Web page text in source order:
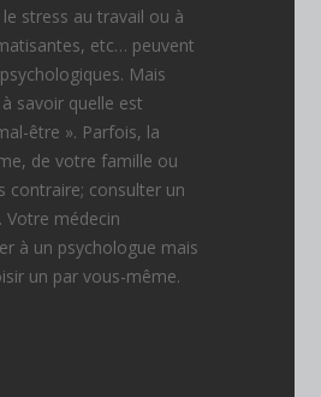
stress au travail ou à
etc… peuvent
Mais
savoir quelle est
être ». Parfois, la
de votre famille ou
contraire; consulter un
Votre médecin
à un psychologue mais
un par vous-même.